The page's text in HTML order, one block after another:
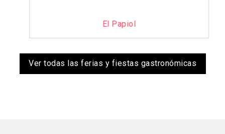
El Papiol
Ver todas las ferias y fiestas gastronómicas